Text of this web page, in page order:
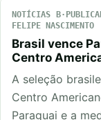
NOTÍCIAS
FELIPE NASCIMENTO
Brasil vence
Centro
A seleção
Centro
Paraguai e a